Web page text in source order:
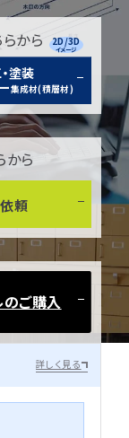
から
塗装
集成材(積層材)
2D/3D
イメージ
から
頼
のご購入
詳しく見る